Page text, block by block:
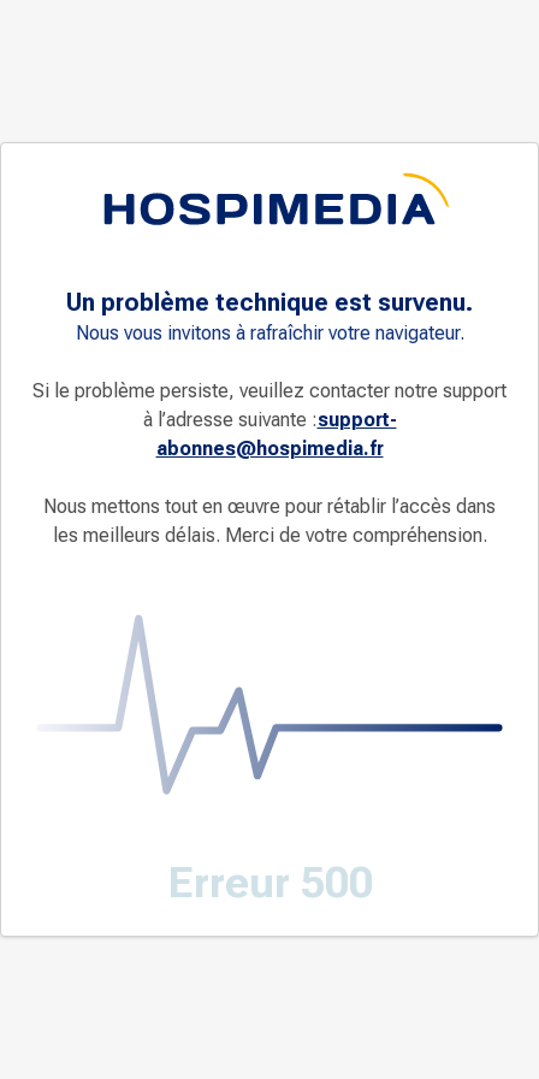
Un problème technique est survenu.
Nous vous invitons à rafraîchir votre navigateur.
Si le problème persiste, veuillez contacter notre support
à l’adresse suivante :support-
abonnes@hospimedia.fr
Nous mettons tout en œuvre pour rétablir l’accès dans
les meilleurs délais. Merci de votre compréhension.
Erreur 500